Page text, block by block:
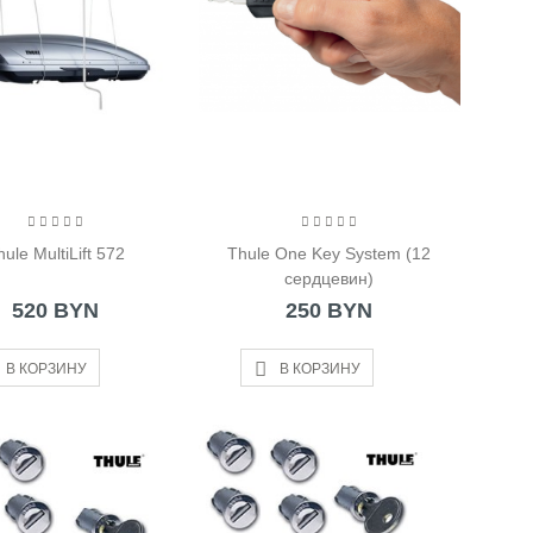
MultiLift 572
520 BYN
В КОРЗИНУ
Thule One Key System (12
сердцевин)
250 BYN
В КОРЗИНУ